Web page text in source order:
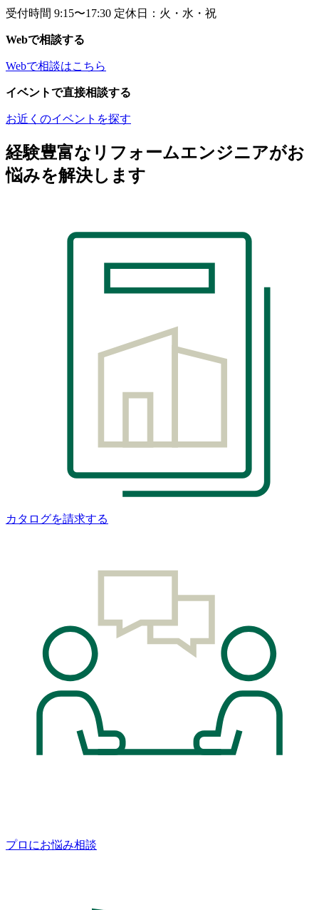
受付時間 9:15〜17:30 定休日：火・水・祝
Webで相談する
Webで相談はこちら
イベントで直接相談する
お近くのイベントを探す
経験豊富なリフォームエンジニアがお
悩みを解決します
カタログを請求する
プロにお悩み相談